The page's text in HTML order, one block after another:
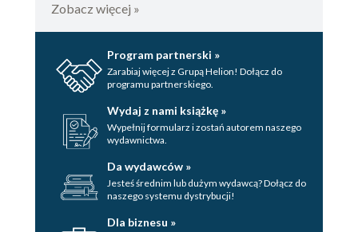
Zobacz więcej »
Program partnerski »
Zarabiaj więcej z Grupą Helion! Dołącz do
programu partnerskiego.
Wydaj z nami książkę »
Wypełnij formularz i zostań autorem naszego
wydawnictwa.
Da wydawców »
Jesteś średnim lub dużym wydawcą? Dołącz do
naszego systemu dystrybucji!
Dla biznesu »